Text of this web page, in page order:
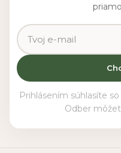
Prihlásením súhlasíte
Odber